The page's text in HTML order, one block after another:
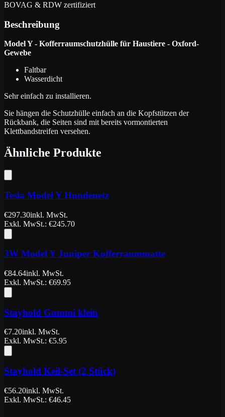
BOVAG & RDW zertifiziert
Beschreibung
Model Y - Kofferraumschutzhülle für Haustiere - Oxford-
Gewebe
Faltbar
Wasserdicht
Sehr einfach zu installieren.
Sie hängen die Schutzhülle einfach an die Kopfstützen der
Rückbank, die Seiten sind mit bereits vormontierten
Klettbandstreifen versehen.
Ähnliche Produkte
Tesla Model Y Hundenetz
€297.30inkl. MwSt.
Exkl. MwSt.: €245.70
3W Model Y Juniper Kofferraummatte
€84.64inkl. MwSt.
Exkl. MwSt.: €69.95
Stayhold Gummi klein
€7.20inkl. MwSt.
Exkl. MwSt.: €5.95
Stayhold Keil-Set (2 Stück)
€56.20inkl. MwSt.
Exkl. MwSt.: €46.45